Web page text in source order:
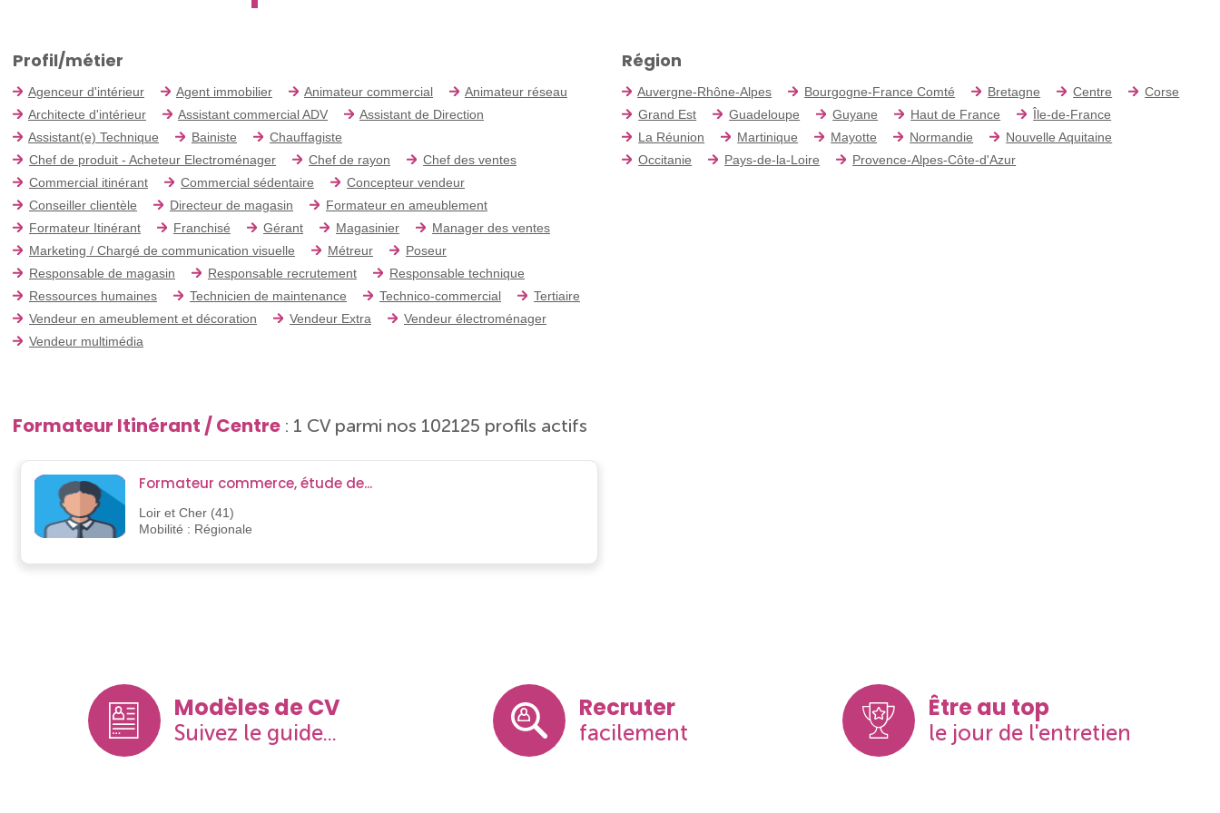
Profil/métier
Agenceur d'intérieur Agent immobilier Animateur commercial
Animateur réseau
Architecte d'intérieur
Assistant commercial ADV
Assistant de Direction
Assistant(e) Technique
Bainiste
Chauffagiste
Chef de produit - Acheteur Electroménager
Chef de rayon
Chef des ventes
Commercial itinérant
Commercial sédentaire
Concepteur vendeur
Conseiller clientèle
Directeur de magasin
Formateur en ameublement
Formateur Itinérant
Franchisé Gérant Magasinier
Manager des ventes
Marketing / Chargé de communication visuelle
Métreur
Poseur
Responsable de magasin
Responsable recrutement
Responsable technique
Ressources humaines
Technicien de maintenance Technico-commercial
Tertiaire
Vendeur en ameublement et décoration
Vendeur Extra
Vendeur électroménager
Vendeur multimédia
Région
Auvergne-Rhône-Alpes Bourgogne-France Comté Bretagne Centre
Corse
Grand Est
Guadeloupe Guyane Haut de France
Île-de-France
La Réunion
Martinique Mayotte Normandie
Nouvelle Aquitaine
Occitanie
Pays-de-la-Loire Provence-Alpes-Côte-d'Azur
Formateur Itinérant / Centre : 1 CV parmi nos 102125 profils actifs
Formateur commerce, étude de...
Loir et Cher (41)
Mobilité : Régionale
Modèles de CV
Suivez le guide...
Recruter
facilement
Être au top
le jour de l'entretien